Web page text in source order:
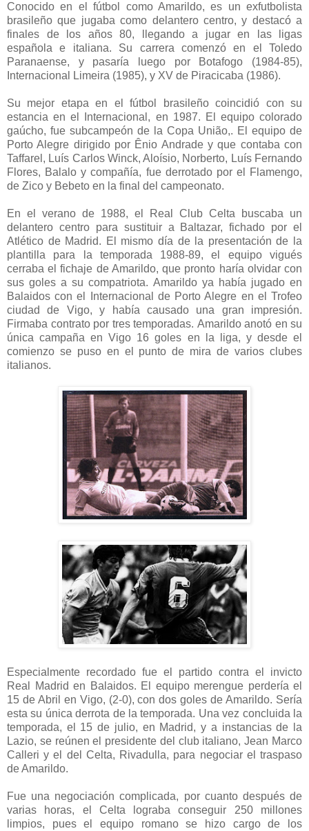
Conocido en el fútbol como Amarildo, es un exfutbolista
brasileño que jugaba como delantero centro, y destacó a
finales de los años 80, llegando a jugar en las ligas
española e italiana. Su carrera comenzó en el Toledo
Paranaense, y pasaría luego por Botafogo (1984-85),
Internacional Limeira (1985), y XV de Piracicaba (1986).
Su mejor etapa en el fútbol brasileño coincidió con su
estancia en el Internacional, en 1987. El equipo colorado
gaúcho, fue subcampeón de la Copa União,. El equipo de
Porto Alegre dirigido por Ênio Andrade y que contaba con
Taffarel, Luís Carlos Winck, Aloísio, Norberto, Luís Fernando
Flores, Balalo y compañía, fue derrotado por el Flamengo,
de Zico y Bebeto en la final del campeonato.
En el verano de 1988, el Real Club Celta buscaba un
delantero centro para sustituir a Baltazar, fichado por el
Atlético de Madrid. El mismo día de la presentación de la
plantilla para la temporada 1988-89, el equipo vigués
cerraba el fichaje de Amarildo, que pronto haría olvidar con
sus goles a su compatriota. Amarildo ya había jugado en
Balaidos con el Internacional de Porto Alegre en el Trofeo
ciudad de Vigo, y había causado una gran impresión.
Firmaba contrato por tres temporadas. Amarildo anotó en su
única campaña en Vigo 16 goles en la liga, y desde el
comienzo se puso en el punto de mira de varios clubes
italianos.
Especialmente recordado fue el partido contra el invicto
Real Madrid en Balaidos. El equipo merengue perdería el
15 de Abril en Vigo, (2-0), con dos goles de Amarildo. Sería
esta su única derrota de la temporada. Una vez concluida la
temporada, el 15 de julio, en Madrid, y a instancias de la
Lazio, se reúnen el presidente del club italiano, Jean Marco
Calleri y el del Celta, Rivadulla, para negociar el traspaso
de Amarildo.
Fue una negociación complicada, por cuanto después de
varias horas, el Celta lograba conseguir 250 millones
limpios, pues el equipo romano se hizo cargo de los